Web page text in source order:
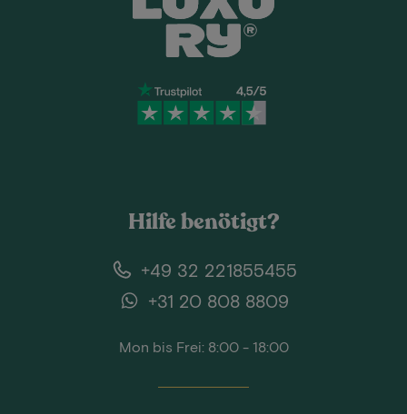
Hilfe benötigt?
+49 32 221855455
+31 20 808 8809
Mon bis Frei: 8:00 - 18:00